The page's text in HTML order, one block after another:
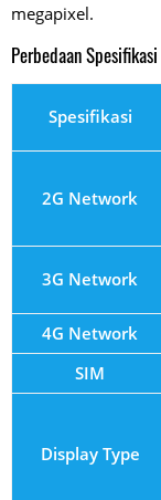
megapixel.
Perbedaan
Spesifikasi
2G Network
3G Network
4G Network
SIM
Display Type